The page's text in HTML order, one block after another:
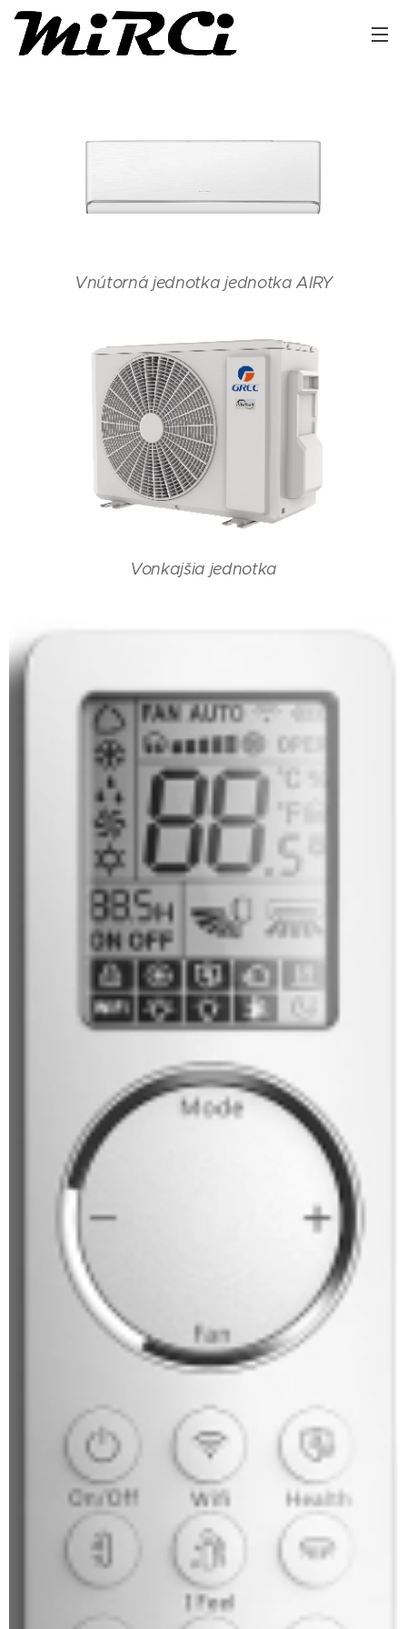
Vnútorná jednotka jednotka AIRY
Vonkajšia jednotka